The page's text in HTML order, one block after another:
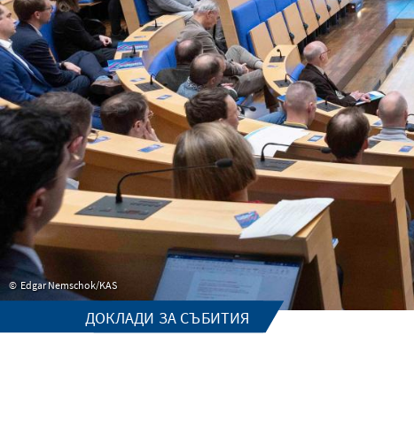
Edgar Nemschok/KAS
ДОКЛАДИ ЗА СЪБИТИЯ